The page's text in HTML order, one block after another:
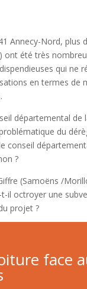
Annecy-Nord,
été très
qui ne
en termes de
départemental de
du
?
(Samoëns /
il octroyer une
projet ?
face